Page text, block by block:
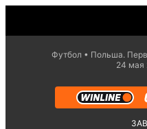
Футбол Польша.
24 мая